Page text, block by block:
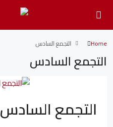
Home التجمع السادس
التجمع السادس
التجمع السادس